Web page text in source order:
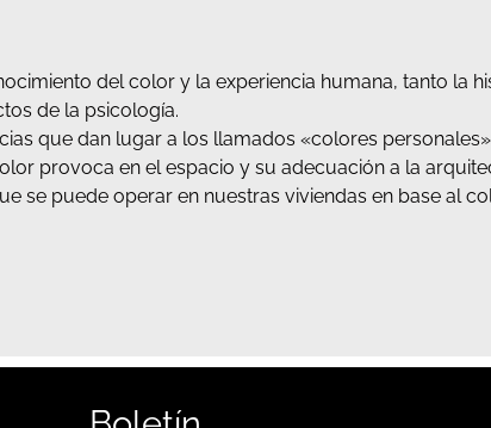
del color y la experiencia humana, tanto la
de la psicología.
que dan lugar a los llamados «colores
provoca en el espacio y su adecuación a la
se puede operar en nuestras viviendas en base al